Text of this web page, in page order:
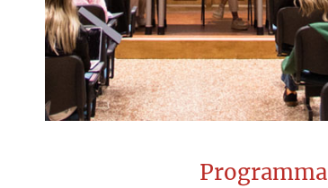
Programma